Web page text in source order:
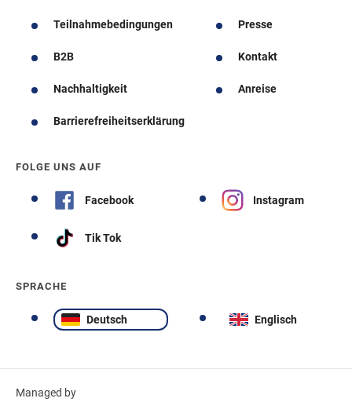
Teilnahmebedingungen Presse
B2B Kontakt
Nachhaltigkeit Anreise
Barrierefreiheitserklärung
FOLGE UNS AUF
Facebook Instagram
Tik Tok
SPRACHE
Deutsch Englisch
Managed by